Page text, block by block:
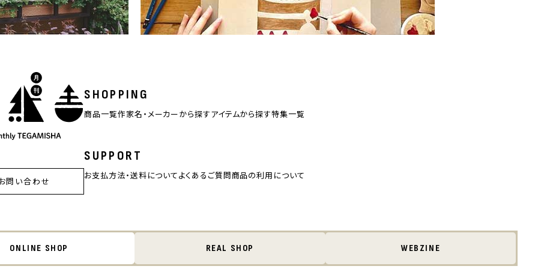
SHOPPING
商品一覧作家名・メーカーから探すアイテムから探す特集一覧
SUPPORT
お支払方法・送料についてよくあるご質問商品の利用について
問い合わせ
ONLINE SHOP REAL SHOP WEBZINE